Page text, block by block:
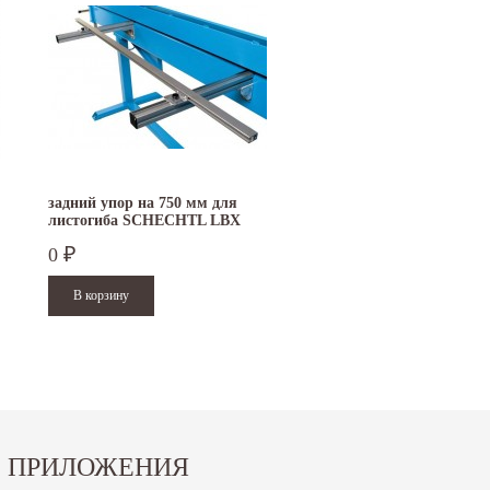
задний упор на 750 мм для
листогиба SCHECHTL LBX
0 ₽
ПРИЛОЖЕНИЯ